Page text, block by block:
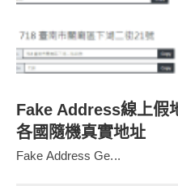
Fake Address線上假
各國隨機真實地址
Fake Address Ge...